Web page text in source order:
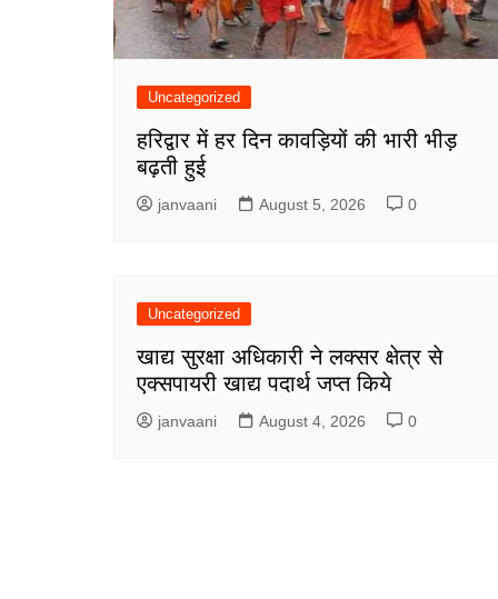
Uncategorized
हरिद्वार में हर दिन कावड़ियों की भारी भीड़
बढ़ती हुई
janvaani August 5, 2026 0
Uncategorized
खाद्य सुरक्षा अधिकारी ने लक्सर क्षेत्र से
एक्सपायरी खाद्य पदार्थ जप्त किये
janvaani August 4, 2026 0